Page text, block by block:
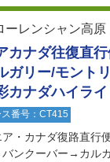
カナダ往復直
ガリー/モント
カナダハイラ
ス番号：CT415
ア・カナダ復路直行
ンクーバー→カル